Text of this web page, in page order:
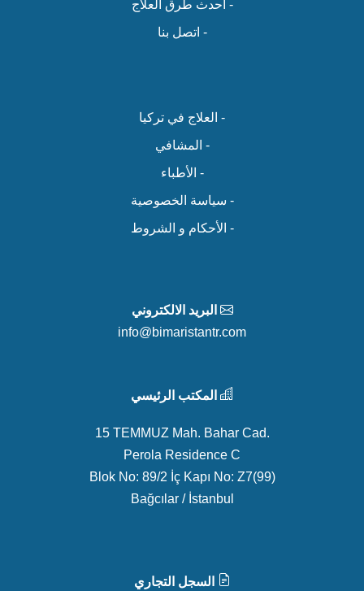
- أحدث طرق العلاج
- اتصل بنا
- العلاج في تركيا
- المشافي
- الأطباء
- سياسة الخصوصية
- الأحكام و الشروط
البريد الالكتروني
info@bimaristantr.com
المكتب الرئيسي
15 TEMMUZ Mah. Bahar Cad.
Perola Residence C
Blok No: 89/2 İç Kapı No: Z7(99)
Bağcılar / İstanbul
السجل التجاري